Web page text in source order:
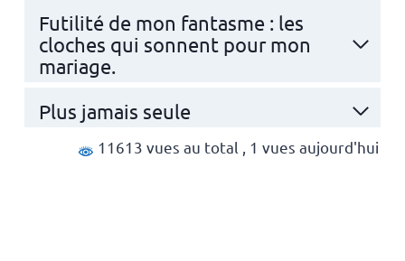
Futilité de mon fantasme : les
cloches qui sonnent pour mon
mariage.
Plus jamais seule
11613 vues au total , 1 vues aujourd'hui